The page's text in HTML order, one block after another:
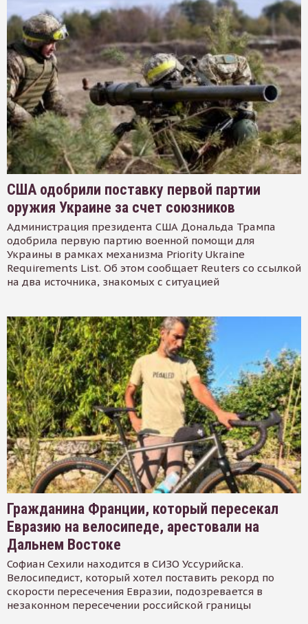
США одобрили поставку первой партии
оружия Украине за счет союзников
Администрация президента США Дональда Трампа
одобрила первую партию военной помощи для
Украины в рамках механизма Priority Ukraine
Requirements List. Об этом сообщает Reuters со ссылкой
на два источника, знакомых с ситуацией
Гражданина Франции, который пересекал
Евразию на велосипеде, арестовали на
Дальнем Востоке
Софиан Сехили находится в СИЗО Уссурийска.
Велосипедист, который хотел поставить рекорд по
скорости пересечения Евразии, подозревается в
незаконном пересечении российской границы